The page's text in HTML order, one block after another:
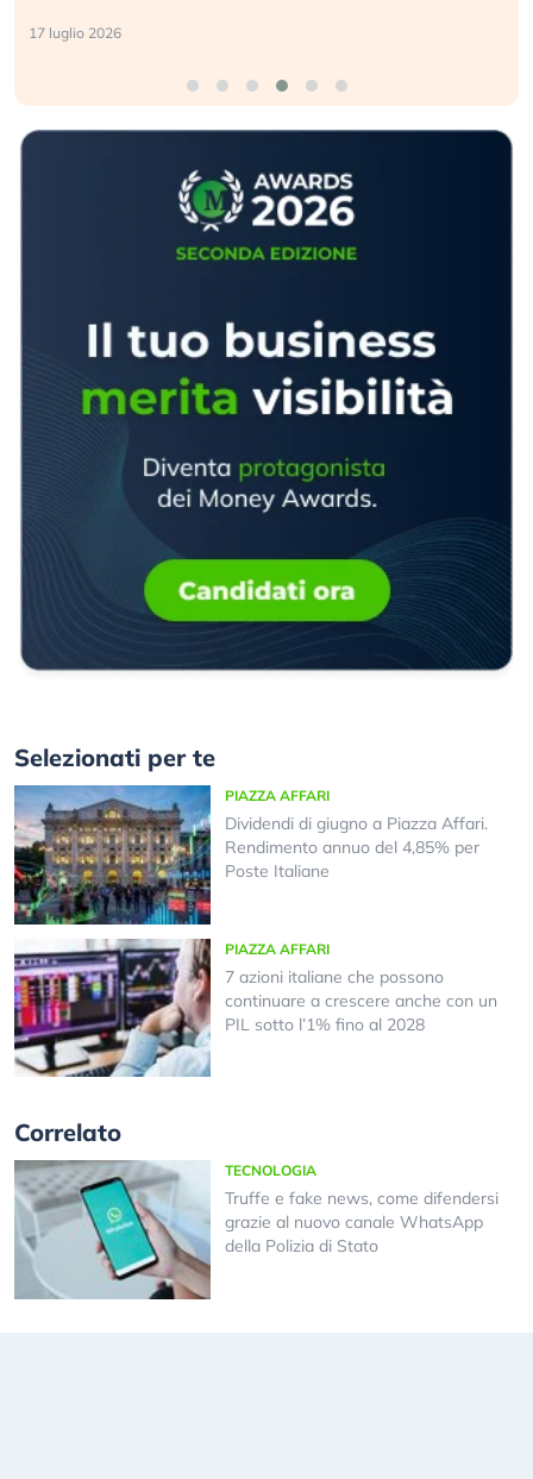
17 luglio 2026
Selezionati per te
PIAZZA AFFARI
Dividendi di giugno a Piazza Affari.
Rendimento annuo del 4,85% per
Poste Italiane
PIAZZA AFFARI
7 azioni italiane che possono
continuare a crescere anche con un
PIL sotto l’1% fino al 2028
Correlato
TECNOLOGIA
Truffe e fake news, come difendersi
grazie al nuovo canale WhatsApp
della Polizia di Stato